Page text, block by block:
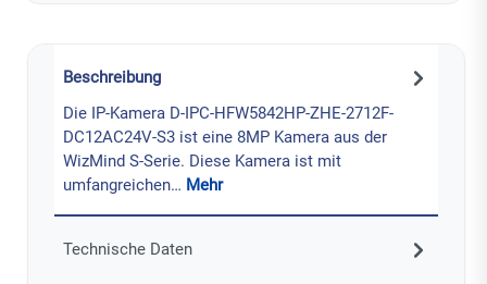
Beschreibung
Die IP-Kamera D-IPC-HFW5842HP-ZHE-2712F-
DC12AC24V-S3 ist eine 8MP Kamera aus der
WizMind S-Serie. Diese Kamera ist mit
umfangreichen… Mehr
Technische Daten